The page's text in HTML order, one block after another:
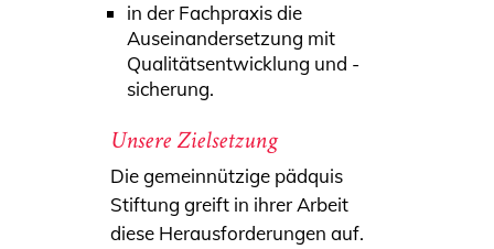
in der Fachpraxis die
Auseinandersetzung mit
Qualitätsentwicklung und -
sicherung.
Unsere Zielsetzung
Die gemeinnützige pädquis
Stiftung greift in ihrer Arbeit
diese Herausforderungen auf.